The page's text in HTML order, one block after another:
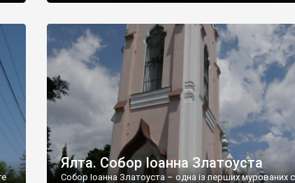
Ялта. Собор Іоанна Златоуста
Собор Іоанна Златоуста – одна із перших мурованих